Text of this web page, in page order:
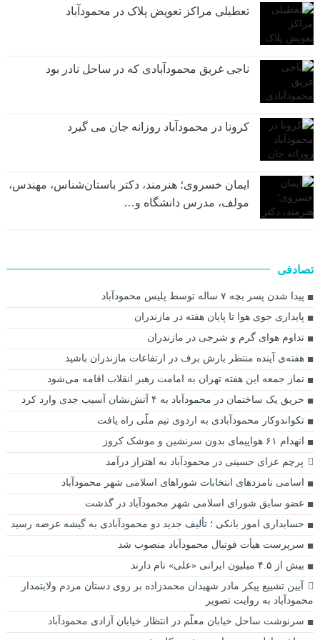
تعطیلی مراکز تعویض پلاک در محمودآباد
ناجی غریق محمودآبادی که در ساحل نادر بود
کرونا در محمودآباد روزانه جان می گیرد
ایمان خسروی؛ هنرمند، دکتر باستان‌شناس، مهندس،
مولف، مدرس دانشگاه و…
تصادفی
پیدا شدن پسر بچه ۷ ساله توسط پلیس محمودآباد
پایداری جوی هوا تا پایان هفته در مازندران
تداوم هوای گرم و شرجی در مازندران
هفته‌ی آینده منتظر بارش برف در ارتفاعات مازندران باشید
نماز جمعه این هفته تهران به امامت رهبر انقلاب اقامه می‌شود
حریق یک ساختمان در محمودآباد به ۴ آتش‌نشان آسیب جدی وارد کرد
تکواندوکار محمودآبادی به اردوی تیم ملّی راه یافت
انهدام ۶۱ هواپیمای بدون سرنشین و موشک کروز
پرچم عزای حسینی در محمودآباد به اهتزاز درآمد
اسامی نامزدهای انتخابات شوراهای اسلامی شهر محمودآباد
عضو سابق شورای اسلامی شهر محمودآباد در گذشت
حسابداری امور بانکی ؛ تألیف جدید دو محمودآبادی به گیشه عرضه رسید
سرپرست هیأت فوتبال محمودآباد منصوب شد
بیش از ۴.۵ میلیون ایرانی «علی» نام دارند
آیین تشییع پیکر مادر شهیدان محمدزاده بر روی دستان مردم ولایتمدار
محمودآباد به روایت تصویر
سرنوشت ساحل خیابان معلّم در انتظار خیابان آزادی محمودآباد